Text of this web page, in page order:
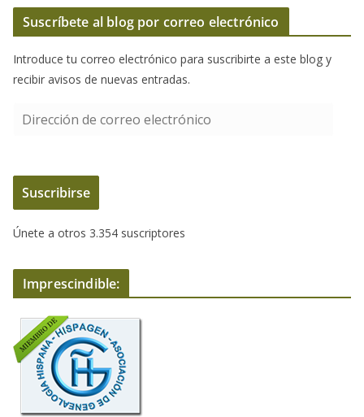
Suscríbete al blog por correo electrónico
Introduce tu correo electrónico para suscribirte a este blog y
recibir avisos de nuevas entradas.
e
c
i
n
d
o
Suscribirse
Únete a otros 3.354 suscriptores
Imprescindible: